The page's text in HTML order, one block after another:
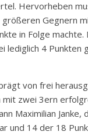
Hervorheben
Gegnern
in Folge
lediglich 4 Punkten
von frei
mit zwei 3ern
Maximilian Janke,
und 14 der 18